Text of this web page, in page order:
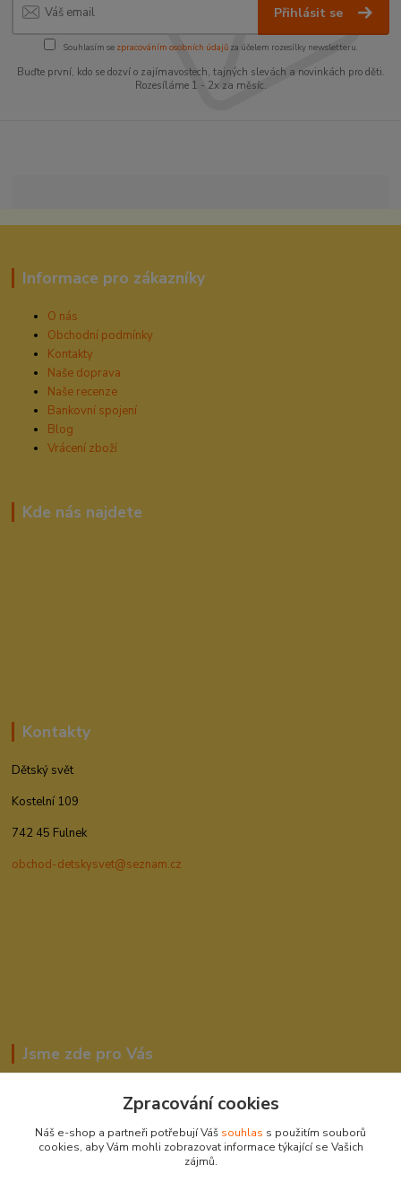
Přihlásit se
Souhlasím se zpracováním osobních údajůza účelem rozesílky newsletteru.
Buďte první, kdo se dozví o zajímavostech, tajných slevách a novinkách pro děti.
Rozesíláme 1 - 2x za měsíc.
Informace pro zákazníky
O nás
Obchodní podmínky
Kontakty
Naše doprava
Naše recenze
Bankovní spojení
Blog
Vrácení zboží
Kde nás najdete
Kontakty
Dětský svět
Kostelní 109
742 45 Fulnek
obchod-detskysvet@seznam.cz
Jsme zde pro Vás
604278943
Zpracování cookies
Náš e-shop a partneři potřebují Váš souhlas s použitím souborů
cookies, aby Vám mohli zobrazovat informace týkající se Vašich
zájmů.